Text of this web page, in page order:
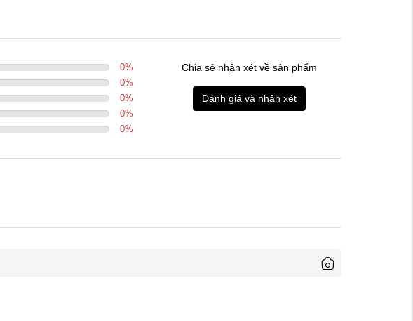
0%
0%
0%
0%
0%
Chia sẻ nhận xét về sản phẩm
Đánh giá và nhận xét